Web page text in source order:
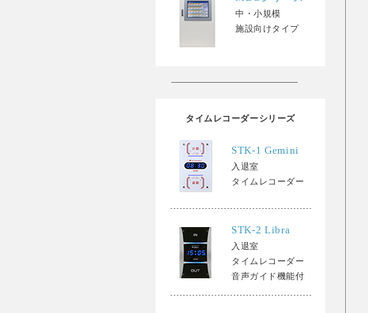
中・小規模
施設向けタイプ
タイムレコーダーシリーズ
STK-1 Gemini
入退室
タイムレコーダー
STK-2 Libra
入退室
タイムレコーダー
音声ガイド機能付